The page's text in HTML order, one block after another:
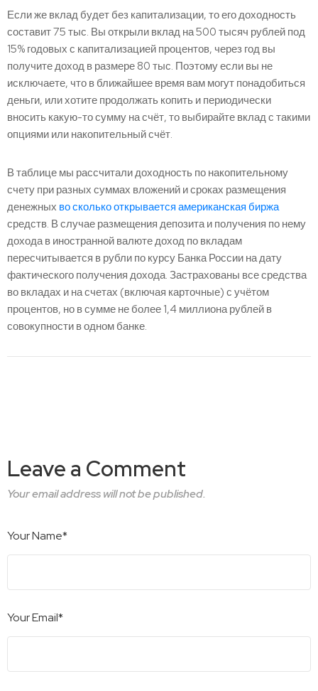
Если же вклад будет без капитализации, то его доходность
составит 75 тыс. Вы открыли вклад на 500 тысяч рублей под
15% годовых с капитализацией процентов, через год вы
получите доход в размере 80 тыс. Поэтому если вы не
исключаете, что в ближайшее время вам могут понадобиться
деньги, или хотите продолжать копить и периодически
вносить какую-то сумму на счёт, то выбирайте вклад с такими
опциями или накопительный счёт.
В таблице мы рассчитали доходность по накопительному
счету при разных суммах вложений и сроках размещения
денежных во сколько открывается американская биржа
средств. В случае размещения депозита и получения по нему
дохода в иностранной валюте доход по вкладам
пересчитывается в рубли по курсу Банка России на дату
фактического получения дохода. Застрахованы все средства
во вкладах и на счетах (включая карточные) с учётом
процентов, но в сумме не более 1,4 миллиона рублей в
совокупности в одном банке.
Leave a Comment
Your email address will not be published.
Your Name*
Your Email*